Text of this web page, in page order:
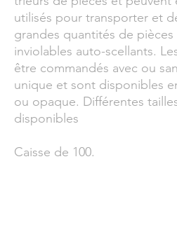
utilisés pour transporter et
grandes quantités de pièces
inviolables auto-scellants.
être commandés avec ou
unique et sont disponibles
ou opaque. Différentes
disponibles
Caisse de 100.